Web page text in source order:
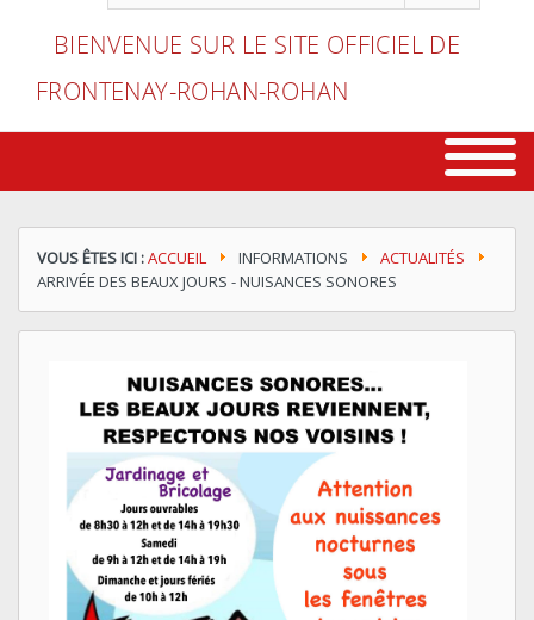
BIENVENUE SUR LE SITE OFFICIEL DE
FRONTENAY-ROHAN-ROHAN
VOUS ÊTES ICI :ACCUEIL INFORMATIONS
ACTUALITÉS
ARRIVÉE DES BEAUX JOURS - NUISANCES SONORES